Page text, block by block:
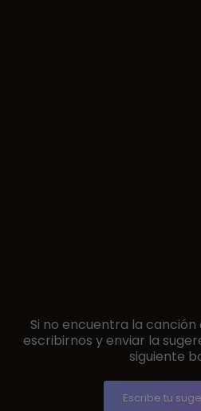
Si no encuentra la
escribirnos y enviar la
siguiente
Escribe tu